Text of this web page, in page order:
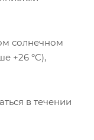
солнечном
+26 °C),
в течении